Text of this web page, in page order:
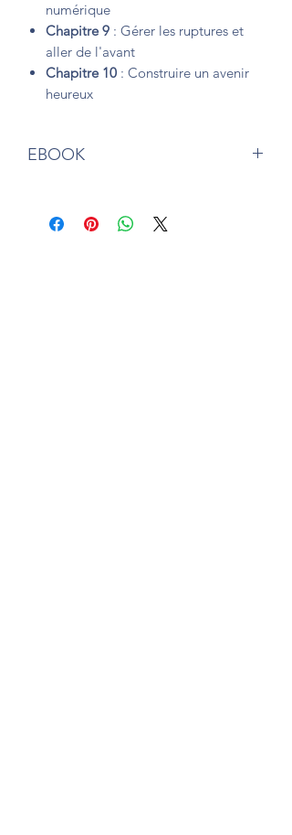
numérique
Chapitre 9 : Gérer les ruptures et
aller de l'avant
Chapitre 10 : Construire un avenir
heureux
EBOOK
version papier relié (couverture rigide)
et broché (couverture souple).